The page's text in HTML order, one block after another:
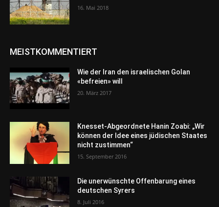
16. Mai 2018
MEISTKOMMENTIERT
Wie der Iran den israelischen Golan
«befreien» will
20. März 2017
Knesset-Abgeordnete Hanin Zoabi: „Wir
können der Idee eines jüdischen Staates
nicht zustimmen“
15. September 2016
Die unerwünschte Offenbarung eines
deutschen Syrers
8. Juli 2016